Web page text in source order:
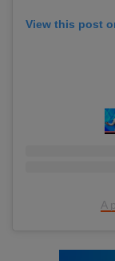
View this post
A